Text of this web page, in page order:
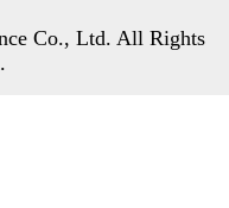
Co., Ltd. All Rights